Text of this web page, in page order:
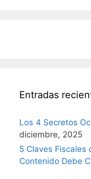
Entradas
Los 4 Secretos
diciembre, 2025
5 Claves Fiscales
Contenido Debe